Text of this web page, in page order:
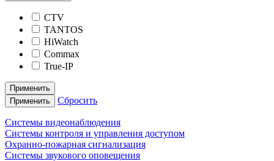
CTV
TANTOS
HiWatch
Commax
True-IP
Применить
Применить
Сбросить
Системы видеонаблюдения
Системы контроля и управления доступом
Охранно-пожарная сигнализация
Системы звукового оповещения